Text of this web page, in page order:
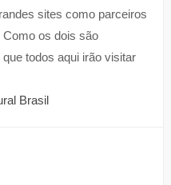
sites como parceiros
Como os dois são
todos aqui irão visitar
Brasil